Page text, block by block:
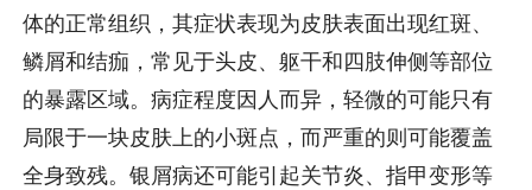
体的正常组织，其症状表现为皮肤表面出现红斑、
鳞屑和结痂，常见于头皮、躯干和四肢伸侧等部位
的暴露区域。病症程度因人而异，轻微的可能只有
局限于一块皮肤上的小斑点，而严重的则可能覆盖
全身致残。银屑病还可能引起关节炎、指甲变形等